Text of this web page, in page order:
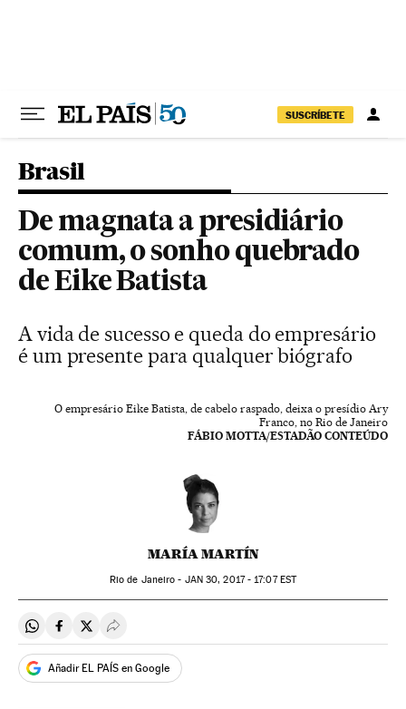
SUSCRÍBETE
Brasil
De magnata a presidiário
comum, o sonho quebrado
de Eike Batista
A vida de sucesso e queda do empresário
é um presente para qualquer biógrafo
O empresário Eike Batista, de cabelo raspado, deixa o presídio Ary
Franco, no Rio de Janeiro
FÁBIO MOTTA/ESTADÃO CONTEÚDO
MARÍA MARTÍN
Rio de Janeiro - JAN30, 2017 - 17:07EST
Compartir en Whatsapp
Compartir en Facebook
Compartir en Twitter
Desplegar Redes Sociales
Añadir EL PAÍS en Google